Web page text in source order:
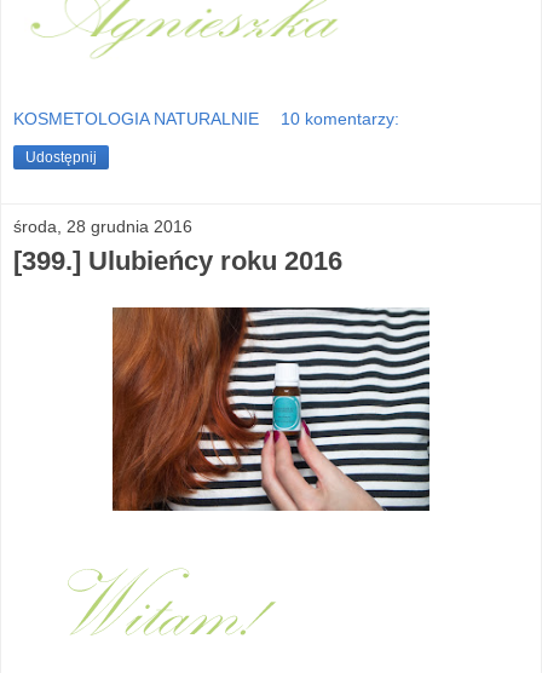
KOSMETOLOGIA NATURALNIE 10 komentarzy:
Udostępnij
środa, 28 grudnia 2016
[399.] Ulubieńcy roku 2016